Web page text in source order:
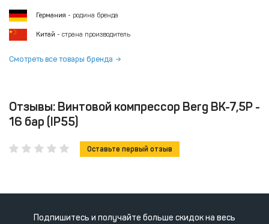
Германия - родина бренда
Китай - страна производитель
Смотреть все товары бренда
Отзывы: Винтовой компрессор Berg ВК-7,5Р -
16 бар (IP55)
Оставьте первый отзыв
Подпишитесь и получайте больше скидок на весь